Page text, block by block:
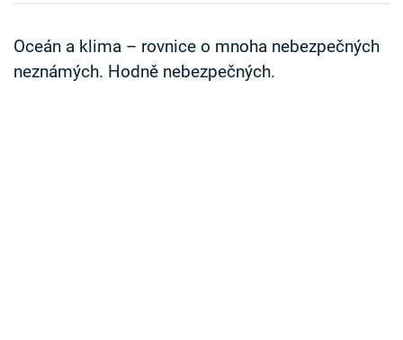
Sledujte nás
Oceán a klima – rovnice o mnoha nebezpečných
neznámých. Hodně nebezpečných.